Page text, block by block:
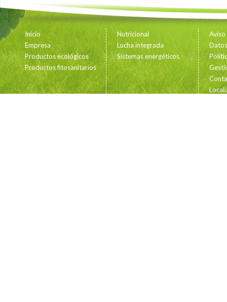
Inicio
Empresa
Productos ecológicos
Productos fitosanitarios
Nutricional
Lucha integrada
Sistemas energéticos
Aviso